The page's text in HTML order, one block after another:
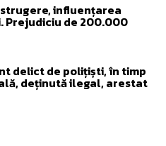
influențarea
de 200.000
delict de polițiști, în timp
deținută ilegal, arestat